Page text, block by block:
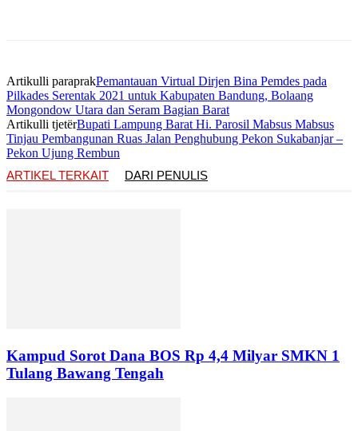
Artikulli paraprakPemantauan Virtual Dirjen Bina Pemdes pada
Pilkades Serentak 2021 untuk Kabupaten Bandung, Bolaang
Mongondow Utara dan Seram Bagian Barat
Artikulli tjetërBupati Lampung Barat Hi. Parosil Mabsus Mabsus
Tinjau Pembangunan Ruas Jalan Penghubung Pekon Sukabanjar –
Pekon Ujung Rembun
ARTIKEL TERKAIT
DARI PENULIS
Kampud Sorot Dana BOS Rp 4,4 Milyar SMKN 1
Tulang Bawang Tengah